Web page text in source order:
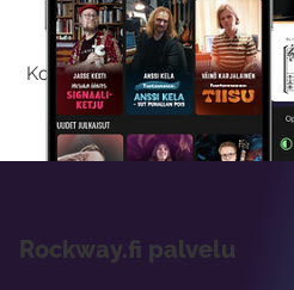
Kokeile
Kokeilemalla ilmaiseksi saat
viikon
Rockway.fi palvelu